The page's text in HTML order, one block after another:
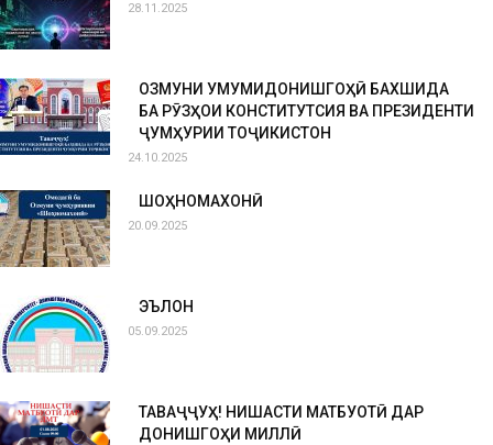
28.11.2025
ОЗМУНИ УМУМИДОНИШГОҲӢ БАХШИДА
БА РӮЗҲОИ КОНСТИТУТСИЯ ВА ПРЕЗИДЕНТИ
ҶУМҲУРИИ ТОҶИКИСТОН
24.10.2025
ШОҲНОМАХОНӢ
20.09.2025
ЭЪЛОН
05.09.2025
ТАВАҶҶУҲ! НИШАСТИ МАТБУОТӢ ДАР
ДОНИШГОҲИ МИЛЛӢ